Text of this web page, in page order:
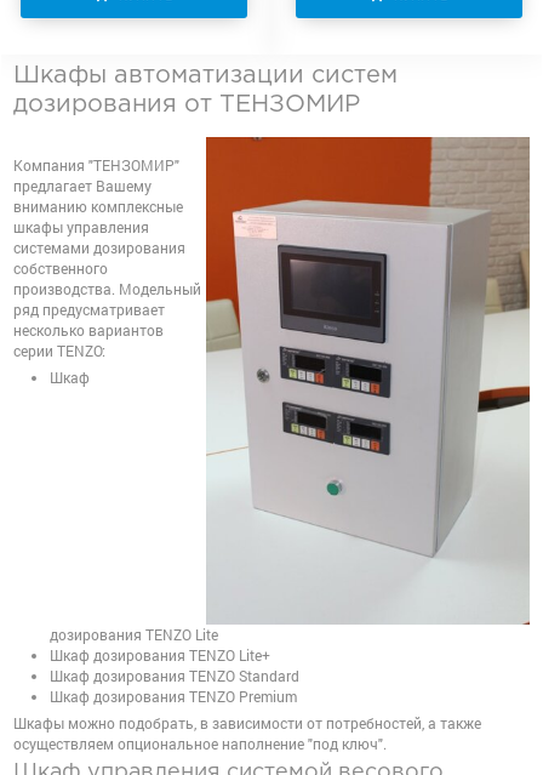
Шкафы автоматизации систем
дозирования от ТЕНЗОМИР
Компания "ТЕНЗОМИР"
предлагает Вашему
вниманию комплексные
шкафы управления
системами дозирования
собственного
производства. Модельный
ряд предусматривает
несколько вариантов
серии TENZO:
Шкаф
дозирования TENZO Lite
Шкаф дозирования TENZO Lite+
Шкаф дозирования TENZO Standard
Шкаф дозирования TENZO Premium
Шкафы можно подобрать, в зависимости от потребностей, а также
осуществляем опциональное наполнение "под ключ".